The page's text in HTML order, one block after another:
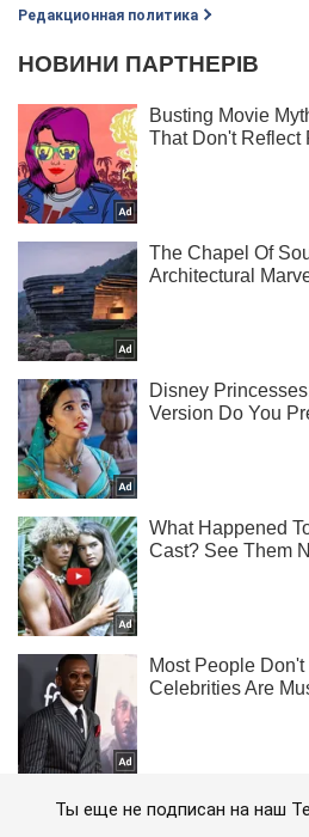
Редакционная политика
Ты еще не подписан на наш